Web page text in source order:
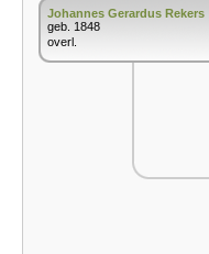
Johannes Gerardus Rekers
geb. 1848
overl.